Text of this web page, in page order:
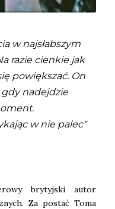
w najsłabszym
razie cienkie jak
powiększać. On
nadejdzie
w nie palec"
brytyjski autor
Za postać Toma